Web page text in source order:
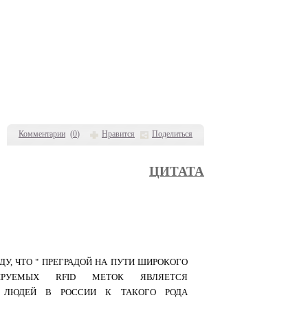
Комментарии (0) Нравится Поделиться
ЦИТАТА
ЧТО " ПРЕГРАДОЙ НА ПУТИ ШИРОКОГО
RFID МЕТОК ЯВЛЯЕТСЯ
ЛЮДЕЙ В РОССИИ К ТАКОГО РОДА